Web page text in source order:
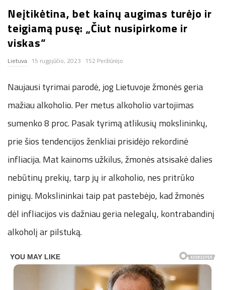
n
.
n
e
t
Neįtikėtina, bet kainų augimas turėjo ir
teigiamą pusę: „Čiut nusipirkome ir
viskas“
Lietuva 15 rugpjūčio, 2023 152 Peržiūrėjo
Naujausi tyrimai parodė, jog Lietuvoje žmonės geria
mažiau alkoholio. Per metus alkoholio vartojimas
sumenko 8 proc. Pasak tyrimą atlikusių mokslininkų,
prie šios tendencijos ženkliai prisidėjo rekordinė
infliacija. Mat kainoms užkilus, žmonės atsisakė dalies
nebūtinų prekių, tarp jų ir alkoholio, nes pritrūko
pinigų. Mokslininkai taip pat pastebėjo, kad žmonės
dėl infliacijos vis dažniau geria nelegalų, kontrabandinį
alkoholį ar pilstuką.